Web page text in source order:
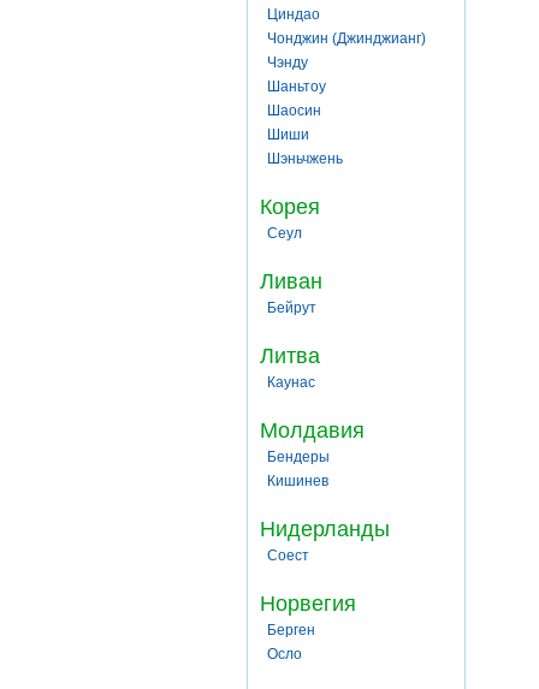
Циндао
Чонджин (Джинджианг)
Чэнду
Шаньтоу
Шаосин
Шиши
Шэньчжень
Корея
Сеул
Ливан
Бейрут
Литва
Каунас
Молдавия
Бендеры
Кишинев
Нидерланды
Соест
Норвегия
Берген
Осло